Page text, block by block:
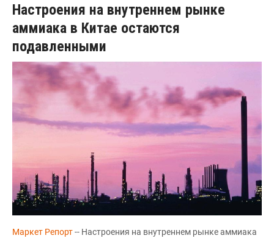
Настроения на внутреннем рынке
аммиака в Китае остаются
подавленными
Маркет Репорт-- Настроения на внутреннем рынке аммиака